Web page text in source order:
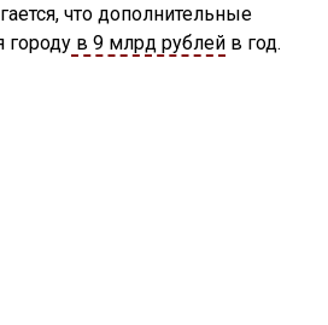
что дополнительные
городу в 9 млрд рублей в год.